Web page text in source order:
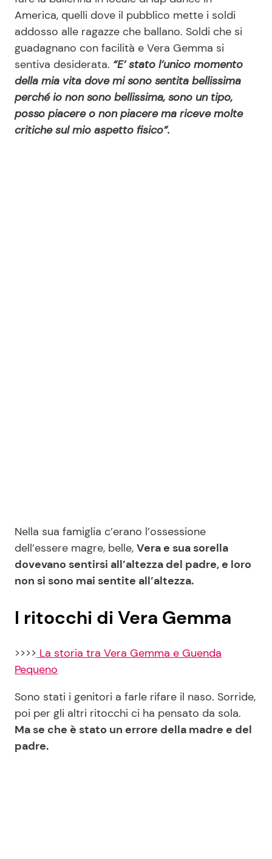
America, quelli dove il pubblico mette i soldi
addosso alle ragazze che ballano. Soldi che si
guadagnano con facilità e Vera Gemma si
sentiva desiderata. “E’ stato l’unico momento
della mia vita dove mi sono sentita bellissima
perché io non sono bellissima, sono un tipo,
posso piacere o non piacere ma riceve molte
critiche sul mio aspetto fisico”.
Nella sua famiglia c’erano l’ossessione
dell’essere magre, belle, Vera e sua sorella
dovevano sentirsi all’altezza del padre, e loro
non si sono mai sentite all’altezza.
I ritocchi di Vera Gemma
>>>> La storia tra Vera Gemma e Guenda
Pequeno
Sono stati i genitori a farle rifare il naso. Sorride,
poi per gli altri ritocchi ci ha pensato da sola.
Ma se che è stato un errore della madre e del
padre.